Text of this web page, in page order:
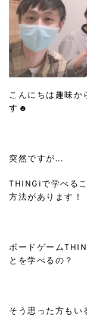
こんにちは趣味か
す☻︎
突然ですが...
THINGiで学べる
方法があります！
ボードゲーム
とを学べるの？
そう思った方もい